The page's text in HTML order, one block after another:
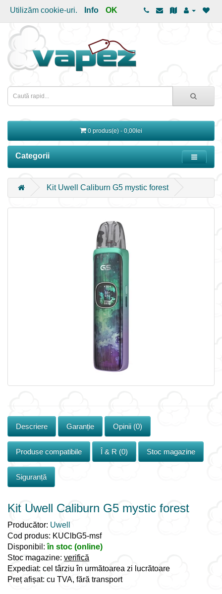
Utilizăm cookie-uri. Info OK
0 produs(e) - 0,00lei
Categorii
Kit Uwell Caliburn G5 mystic forest
Descriere Garanție Opinii (0)
Produse compatibile Î & R (0) Stoc magazine
Siguranță
Kit Uwell Caliburn G5 mystic forest
Producător: Uwell
Cod produs: KUClbG5-msf
Disponibil:în stoc (online)
Stoc magazine: verifică
Expediat: cel târziu în următoarea zi lucrătoare
Preț afișat: cu TVA, fără transport